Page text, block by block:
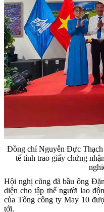
Đồng chí Nguyễn Đực
tế tỉnh trao giấy chứng
Hội nghị cũng đã bầu ông
diện cho tập thể người lao
của Tổng công ty May 10
tới.